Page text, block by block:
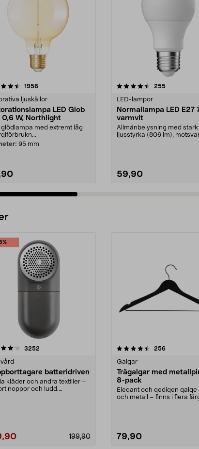
1956recensioner
ljuskällor
LED Glob
0,6 W, Northlight
glödlampa med extremt låg
95 mm
4.5 av 5 stjärnor 255recensioner
LED-lampor
Normallampa LED E27
varmvit
Allmänbelysning med stark
ljusstyrka (806 lm),
59,90
4.5 av 5 stjärnor
3252
batteridriven
kläder och andra textilier –
noppor och ludd.
199,90
4.5av 5 stjärnor 256recensioner
Galgar
Trägalgar med
8-pack
Elegant och gedigen galge
och metall – finns i flera
79,90
4.0av 5 stjärnor